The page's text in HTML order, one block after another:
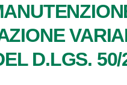
D.LGS.